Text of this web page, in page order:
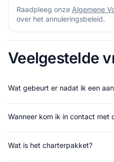
Raadpleeg onze Algemene
over het annuleringsbeleid.
Veelgestelde
Wat gebeurt er nadat ik een
Wanneer kom ik in contact met
Wat is het charterpakket?